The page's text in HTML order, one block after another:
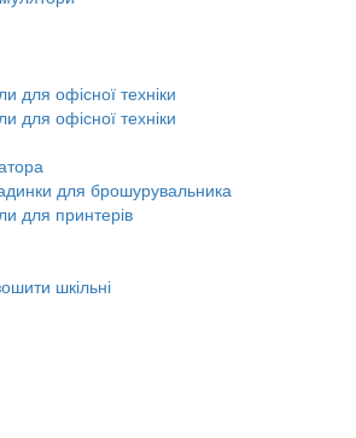
для офісної техніки
для офісної техніки
для брошурувальника
для принтерів
шкільні